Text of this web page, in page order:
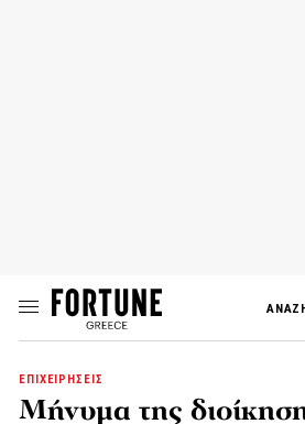
ΕΠΙΧΕΙΡΗΣΕΙΣ
Μήνυμα της